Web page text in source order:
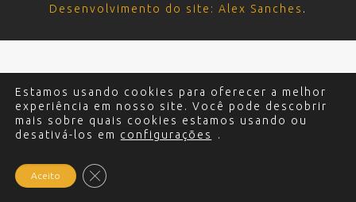
Desenvolvimento do site: Alex Sanches .
Estamos usando cookies para oferecer a melhor
experiência em nosso site. Você pode descobrir
mais sobre quais cookies estamos usando ou
desativá-los em configurações .
Aceito Close GDPR Cookie Banner